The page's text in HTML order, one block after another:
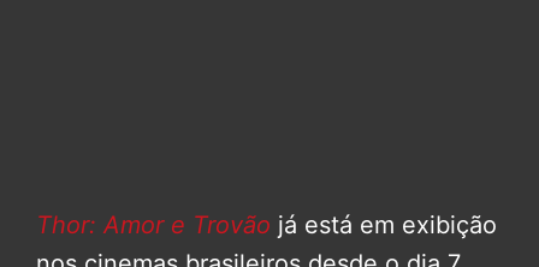
Thor: Amor e Trovão já está em exibição